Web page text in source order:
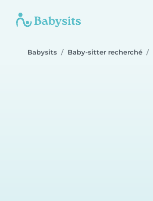
Babysits Baby-sitter recherché